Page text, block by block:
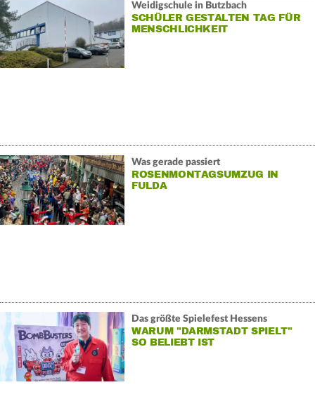
Weidigschule in Butzbach
SCHÜLER GESTALTEN TAG FÜR
MENSCHLICHKEIT
Was gerade passiert
ROSENMONTAGSUMZUG IN
FULDA
Das größte Spielefest Hessens
WARUM "DARMSTADT SPIELT"
SO BELIEBT IST